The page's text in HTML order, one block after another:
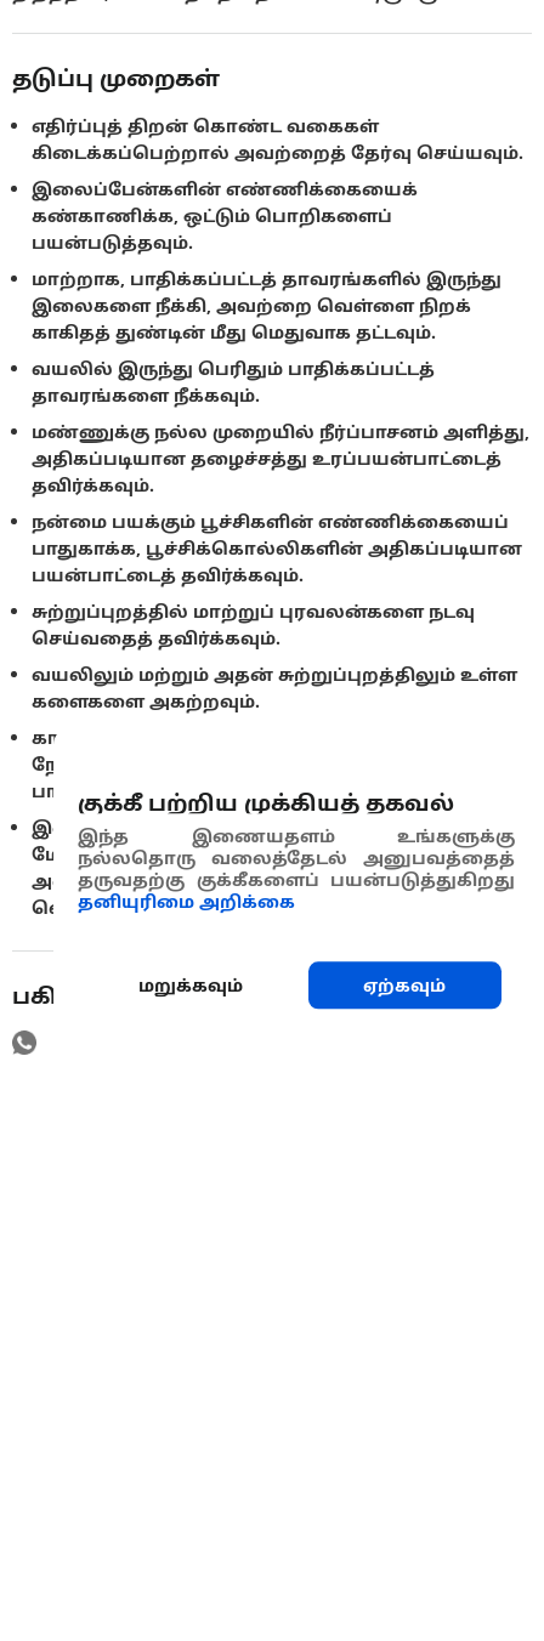
தடுப்பு முறைகள்
எதிர்ப்புத் திறன் கொண்ட வகைகள்
கிடைக்கப்பெற்றால் அவற்றைத் தேர்வு செய்யவும்.
இலைப்பேன்களின் எண்ணிக்கையைக்
கண்காணிக்க, ஒட்டும் பொறிகளைப்
பயன்படுத்தவும்.
மாற்றாக, பாதிக்கப்பட்டத் தாவரங்களில் இருந்து
இலைகளை நீக்கி, அவற்றை வெள்ளை நிறக்
காகிதத் துண்டின் மீது மெதுவாக தட்டவும்.
வயலில் இருந்து பெரிதும் பாதிக்கப்பட்டத்
தாவரங்களை நீக்கவும்.
மண்ணுக்கு நல்ல முறையில் நீர்ப்பாசனம் அளித்து,
அதிகப்படியான தழைச்சத்து உரப்பயன்பாட்டைத்
தவிர்க்கவும்.
நன்மை பயக்கும் பூச்சிகளின் எண்ணிக்கையைப்
பாதுகாக்க, பூச்சிக்கொல்லிகளின் அதிகப்படியான
பயன்பாட்டைத் தவிர்க்கவும்.
சுற்றுப்புறத்தில் மாற்றுப் புரவலன்களை நடவு
செய்வதைத் தவிர்க்கவும்.
வயலிலும் மற்றும் அதன் சுற்றுப்புறத்திலும் உள்ள
களைகளை அகற்றவும்.
காற்று இடர்த்தடுப்புகளானது நீண்ட தூர
நோய்த்தொற்றிலிருந்து வயல்களைப்
பாதுகாக்கும்.
இலைப்பேன்களின் கூட்டுப்புழுவை மண்ணின்
மேற்பரப்பிற்குக் கொண்டுவர, மண்ணை உழுது
அவற்றைச் சூரிய வெளிச்சத்தில்
வெளிப்படுத்தவும்.
பகிரவும்
குக்கீ பற்றிய முக்கியத் தகவல்
இந்த இணையதளம் உங்களுக்கு
நல்லதொரு வலைத்தேடல் அனுபவத்தைத்
தருவதற்கு குக்கீகளைப் பயன்படுத்துகிறது
தனியுரிமை அறிக்கை
மறுக்கவும் ஏற்கவும்